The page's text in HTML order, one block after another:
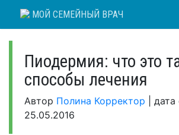
МОЙ СЕМЕЙНЫЙ ВРАЧ
Пиодермия: что это
способы лечения
Автор Полина Корректор
дата
25.05.2016